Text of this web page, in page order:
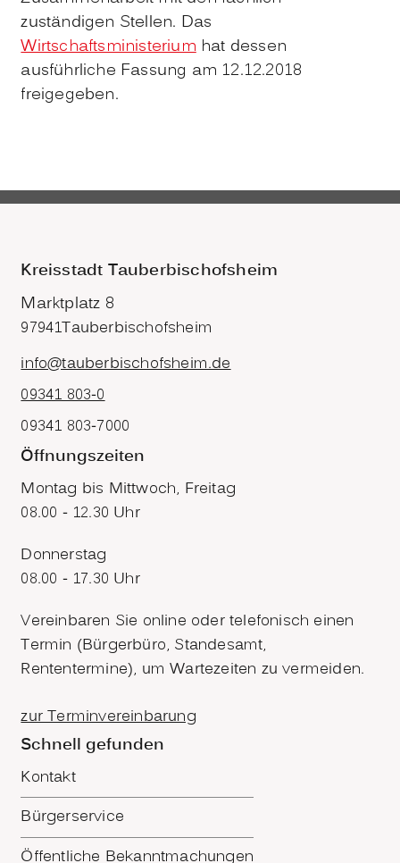
zuständigen Stellen. Das
Wirtschaftsministeriumhat dessen
ausführliche Fassung am 12.12.2018
freigegeben.
Kreisstadt Tauberbischofsheim
Marktplatz 8
97941Tauberbischofsheim
info@tauberbischofsheim.de
09341 803-0
09341 803-7000
Öffnungszeiten
Montag bis Mittwoch, Freitag
08.00 - 12.30 Uhr
Donnerstag
08.00 - 17.30 Uhr
Vereinbaren Sie online oder telefonisch einen
Termin (Bürgerbüro, Standesamt,
Rententermine), um Wartezeiten zu vermeiden.
zur Terminvereinbarung
Schnell gefunden
Kontakt
Bürgerservice
Öffentliche Bekanntmachungen